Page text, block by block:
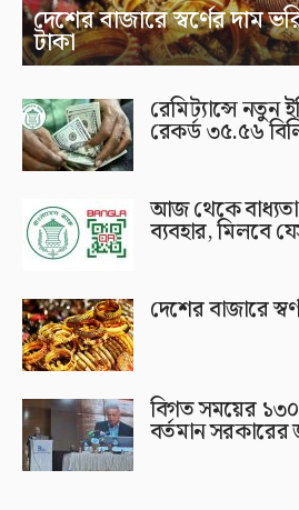
দেশের বাজারে স্বর্ণের দাম
টাকা
রেমিট্যান্সে নতুন
রেকর্ড ৩৫.৫৬
আজ থেকে
ব্যবহার, মিলবে
দেশের বাজারে
বিগত সময়ের
বর্তমান সরকারের